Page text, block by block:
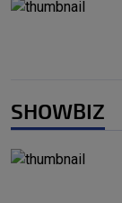
SHOWBIZ